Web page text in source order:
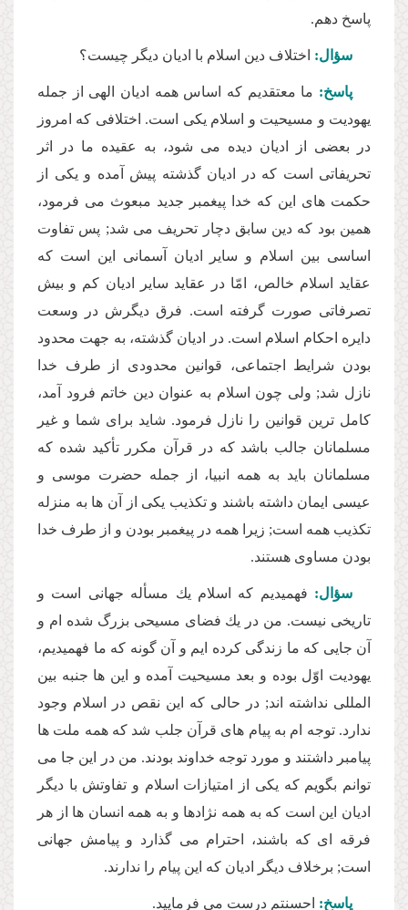
پاسخ دهم.
سؤال: اختلاف دین اسلام با ادیان دیگر چیست؟
پاسخ: ما معتقدیم كه اساس همه ادیان الهى از جمله
یهودیت و مسیحیت و اسلام یكى است. اختلافى كه امروز
در بعضى از ادیان دیده مى شود، به عقیده ما در اثر
تحریفاتى است كه در ادیان گذشته پیش آمده و یكى از
حكمت هاى این كه خدا پیغمبر جدید مبعوث مى فرمود،
همین بود كه دین سابق دچار تحریف مى شد; پس تفاوت
اساسى بین اسلام و سایر ادیان آسمانى این است كه
عقاید اسلام خالص، امّا در عقاید سایر ادیان كم و بیش
تصرفاتى صورت گرفته است. فرق دیگرش در وسعت
دایره احكام اسلام است. در ادیان گذشته، به جهت محدود
بودن شرایط اجتماعى، قوانین محدودى از طرف خدا
نازل شد; ولى چون اسلام به عنوان دین خاتم فرود آمد،
كامل ترین قوانین را نازل فرمود. شاید براى شما و غیر
مسلمانان جالب باشد كه در قرآن مكرر تأكید شده كه
مسلمانان باید به همه انبیا، از جمله حضرت موسى و
عیسى ایمان داشته باشند و تكذیب یكى از آن ها به منزله
تكذیب همه است; زیرا همه در پیغمبر بودن و از طرف خدا
بودن مساوى هستند.
سؤال: فهمیدیم كه اسلام یك مسأله جهانى است و
تاریخى نیست. من در یك فضاى مسیحى بزرگ شده ام و
آن جایى كه ما زندگى كرده ایم و آن گونه كه ما فهمیدیم،
یهودیت اوّل بوده و بعد مسیحیت آمده و این ها جنبه بین
المللى نداشته اند; در حالى كه این نقص در اسلام وجود
ندارد. توجه ام به پیام هاى قرآن جلب شد كه همه ملت ها
پیامبر داشتند و مورد توجه خداوند بودند. من در این جا مى
توانم بگویم كه یكى از امتیازات اسلام و تفاوتش با دیگر
ادیان این است كه به همه نژادها و به همه انسان ها از هر
فرقه اى كه باشند، احترام مى گذارد و پیامش جهانى
است; برخلاف دیگر ادیان كه این پیام را ندارند.
پاسخ: احسنتم درست مى فرمایید.